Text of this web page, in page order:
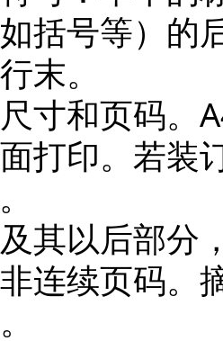
括号等）的
末。
和页码。A4
打印。若装
以后部分，
连续页码。